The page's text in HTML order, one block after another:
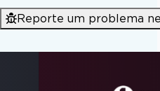
Reporte um problema